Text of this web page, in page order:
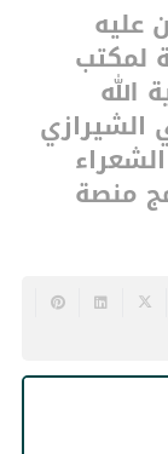
عليه
لمكتب
الله
منصة